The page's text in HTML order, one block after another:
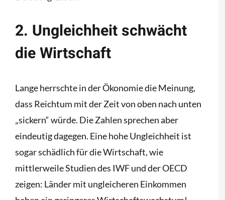
2. Ungleichheit schwächt
die Wirtschaft
Lange herrschte in der Ökonomie die Meinung,
dass Reichtum mit der Zeit von oben nach unten
„sickern“ würde. Die Zahlen sprechen aber
eindeutig dagegen. Eine hohe Ungleichheit ist
sogar schädlich für die Wirtschaft, wie
mittlerweile Studien des IWF und der OECD
zeigen: Länder mit ungleicheren Einkommen